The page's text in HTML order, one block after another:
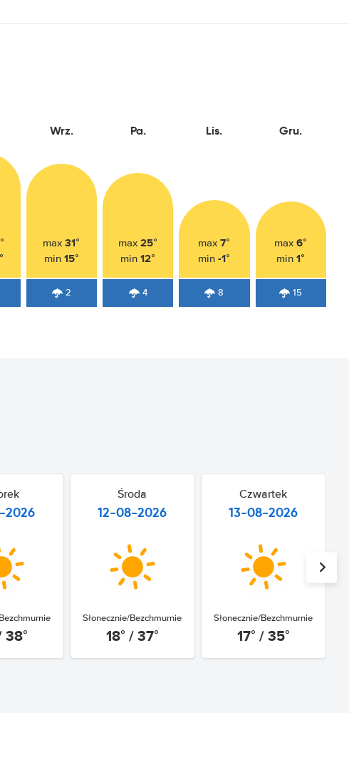
Wrz.
max31°
min 15°
2
Pa.
max25°
min12°
4
Lis.
max7°
min-1°
8
Gru.
max6°
min1°
15
2026
38°
Środa
12-08-2026
Słonecznie/Bezchmurnie
18° / 37°
Czwartek
13-08-2026
Słonecznie/Bezchmurnie
17° / 35°